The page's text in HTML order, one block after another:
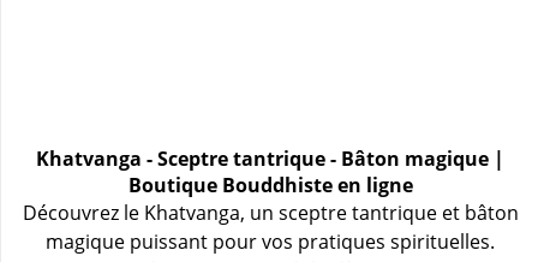
Khatvanga - Sceptre tantrique - Bâton magique |
Boutique Bouddhiste en ligne
Découvrez le Khatvanga, un sceptre tantrique et bâton
magique puissant pour vos pratiques spirituelles.